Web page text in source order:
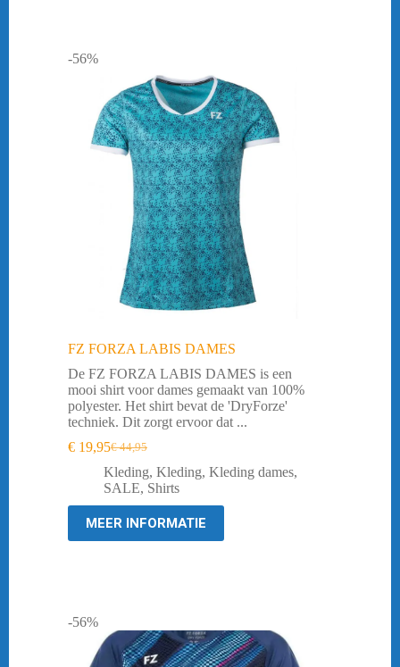
-56%
FZ FORZA LABIS DAMES
De FZ FORZA LABIS DAMES is een
mooi shirt voor dames gemaakt van 100%
polyester. Het shirt bevat de 'DryForze'
techniek. Dit zorgt ervoor dat ...
€44,95
Oorspronkelijke
prijs
was:
€ 44,95.
€ 19,95Huidige
prijs
is:
€ 19,95.
Kleding, Kleding, Kleding dames,
SALE, Shirts
MEER INFORMATIE
-56%